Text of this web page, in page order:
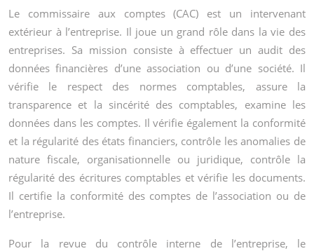
Le commissaire aux comptes (CAC) est un intervenant
extérieur à l’entreprise. Il joue un grand rôle dans la vie des
entreprises. Sa mission consiste à effectuer un audit des
données financières d’une association ou d’une société. Il
vérifie le respect des normes comptables, assure la
transparence et la sincérité des comptables, examine les
données dans les comptes. Il vérifie également la conformité
et la régularité des états financiers, contrôle les anomalies de
nature fiscale, organisationnelle ou juridique, contrôle la
régularité des écritures comptables et vérifie les documents.
Il certifie la conformité des comptes de l’association ou de
l’entreprise.
Pour la revue du contrôle interne de l’entreprise, le